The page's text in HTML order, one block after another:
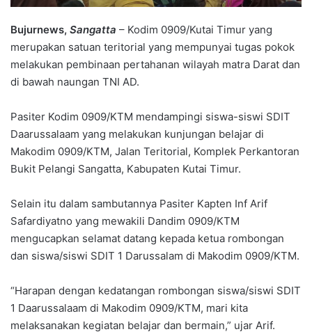
Bujurnews, Sangatta – Kodim 0909/Kutai Timur yang
merupakan satuan teritorial yang mempunyai tugas pokok
melakukan pembinaan pertahanan wilayah matra Darat dan
di bawah naungan TNI AD.
Pasiter Kodim 0909/KTM mendampingi siswa-siswi SDIT
Daarussalaam yang melakukan kunjungan belajar di
Makodim 0909/KTM, Jalan Teritorial, Komplek Perkantoran
Bukit Pelangi Sangatta, Kabupaten Kutai Timur.
Selain itu dalam sambutannya Pasiter Kapten Inf Arif
Safardiyatno yang mewakili Dandim 0909/KTM
mengucapkan selamat datang kepada ketua rombongan
dan siswa/siswi SDIT 1 Darussalam di Makodim 0909/KTM.
“Harapan dengan kedatangan rombongan siswa/siswi SDIT
1 Daarussalaam di Makodim 0909/KTM, mari kita
melaksanakan kegiatan belajar dan bermain,” ujar Arif.